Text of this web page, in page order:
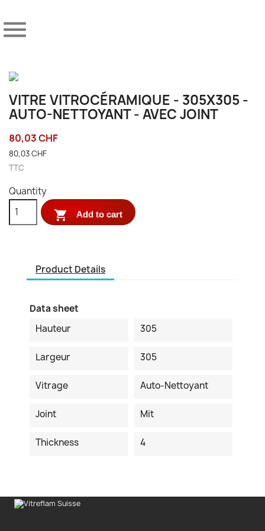

VITRE VITROCÉRAMIQUE - 305X305 -
AUTO-NETTOYANT - AVEC JOINT
80,03 CHF
80,03 CHF
TTC
Quantity
 Add to cart
Product Details
Data sheet
Hauteur
305
Largeur 305
Vitrage Auto-Nettoyant
Joint Mit
Thickness 4